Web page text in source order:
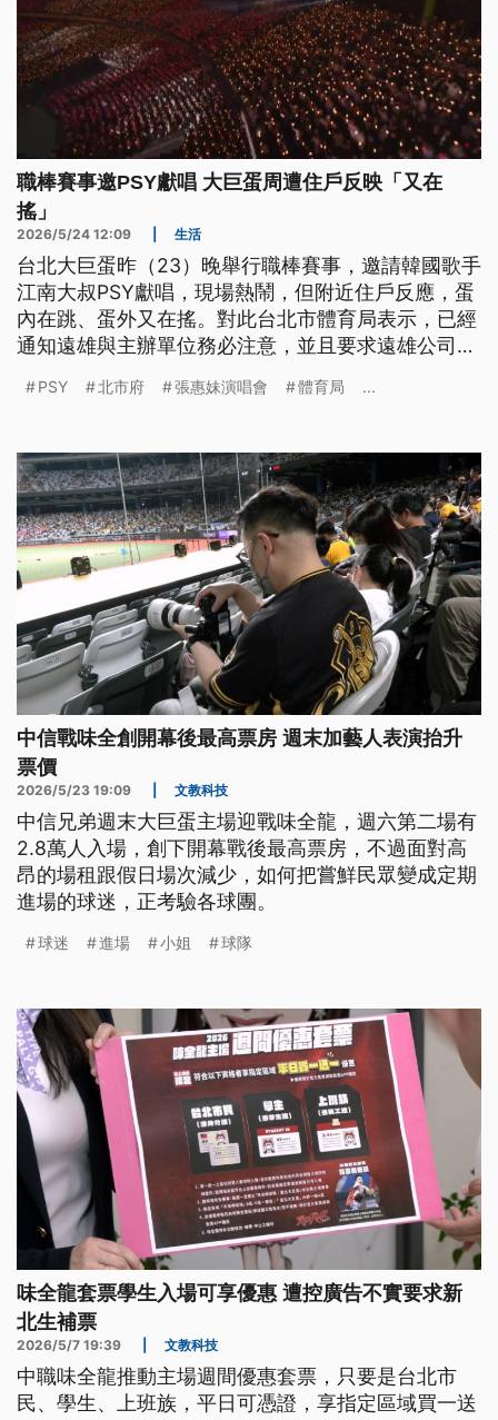
職棒賽事邀PSY獻唱 大巨蛋周遭住戶反映「又在
搖」
2026/5/24 12:09 生活
台北大巨蛋昨（23）晚舉行職棒賽事，邀請韓國歌手
江南大叔PSY獻唱，現場熱鬧，但附近住戶反應，蛋
內在跳、蛋外又在搖。對此台北市體育局表示，已經
通知遠雄與主辦單位務必注意，並且要求遠雄公司在
PSY 北市府 張惠妹演唱會 體育局 ...
中信戰味全創開幕後最高票房 週末加藝人表演抬升
票價
2026/5/23 19:09 文教科技
中信兄弟週末大巨蛋主場迎戰味全龍，週六第二場有
2.8萬人入場，創下開幕戰後最高票房，不過面對高
昂的場租跟假日場次減少，如何把嘗鮮民眾變成定期
進場的球迷，正考驗各球團。
球迷 進場 小姐 球隊
味全龍套票學生入場可享優惠 遭控廣告不實要求新
北生補票
2026/5/7 19:39 文教科技
中職味全龍推動主場週間優惠套票，只要是台北市
民、學生、上班族，平日可憑證，享指定區域買一送